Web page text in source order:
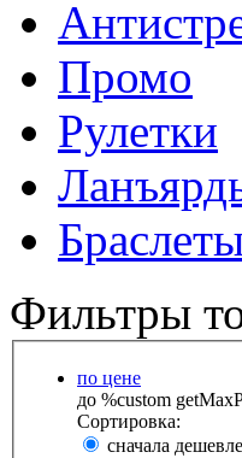
Промо
Рулетки
Фильтры
по цене
до %custom
Сортировка:
сначала дешевле